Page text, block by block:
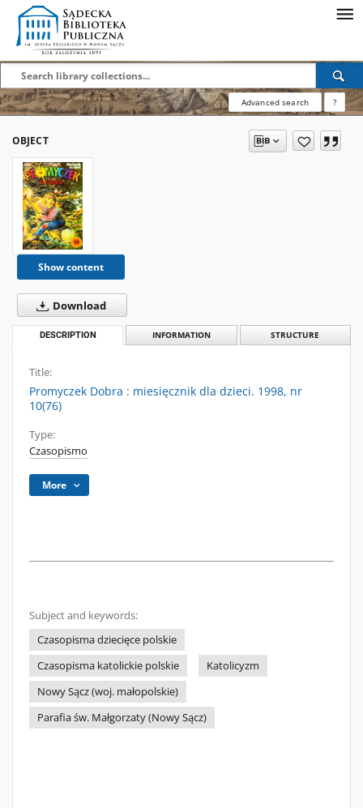
Advanced search ?
OBJECT
Show content
Download
DESCRIPTION INFORMATION STRUCTURE
Title:
Promyczek Dobra : miesięcznik dla dzieci. 1998, nr
10(76)
Type:
Czasopismo
More
Subject and keywords:
Czasopisma dziecięce polskie
Czasopisma katolickie polskie
Katolicyzm
Nowy Sącz (woj. małopolskie)
Parafia św. Małgorzaty (Nowy Sącz)